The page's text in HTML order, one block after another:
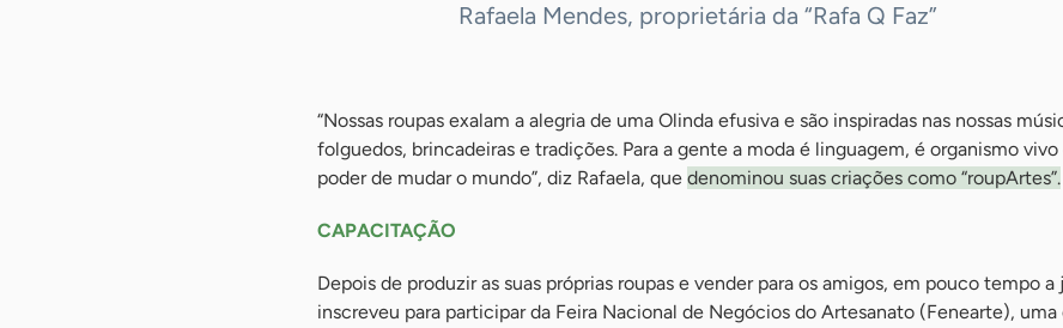
Rafaela Mendes, proprietária da “Rafa Q Faz”
“Nossas roupas exalam a alegria de uma Olinda efusiva e são inspiradas nas nossas
folguedos, brincadeiras e tradições. Para a gente a moda é linguagem, é organismo
poder de mudar o mundo”, diz Rafaela, que denominou suas criações como “roupArtes”.
CAPACITAÇÃO
Depois de produzir as suas próprias roupas e vender para os amigos, em pouco tempo a
inscreveu para participar da Feira Nacional de Negócios do Artesanato (Fenearte), uma